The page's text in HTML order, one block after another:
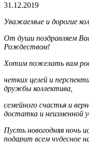
31.12.2019
Уважаемые и дорогие
От души поздравляем
Рождеством!
Хотим пожелать вам
четких целей и
дружбы коллектива,
семейного счастья и
достатка и неизменной
Пусть новогодняя ночь
подарит всем чудесное